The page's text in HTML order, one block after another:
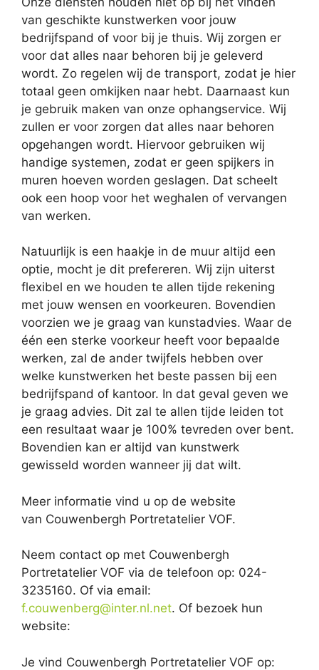
van geschikte kunstwerken voor jouw
bedrijfspand of voor bij je thuis. Wij zorgen er
voor dat alles naar behoren bij je geleverd
wordt. Zo regelen wij de transport, zodat je hier
totaal geen omkijken naar hebt. Daarnaast kun
je gebruik maken van onze ophangservice. Wij
zullen er voor zorgen dat alles naar behoren
opgehangen wordt. Hiervoor gebruiken wij
handige systemen, zodat er geen spijkers in
muren hoeven worden geslagen. Dat scheelt
ook een hoop voor het weghalen of vervangen
van werken.
Natuurlijk is een haakje in de muur altijd een
optie, mocht je dit prefereren. Wij zijn uiterst
flexibel en we houden te allen tijde rekening
met jouw wensen en voorkeuren. Bovendien
voorzien we je graag van kunstadvies. Waar de
één een sterke voorkeur heeft voor bepaalde
werken, zal de ander twijfels hebben over
welke kunstwerken het beste passen bij een
bedrijfspand of kantoor. In dat geval geven we
je graag advies. Dit zal te allen tijde leiden tot
een resultaat waar je 100% tevreden over bent.
Bovendien kan er altijd van kunstwerk
gewisseld worden wanneer jij dat wilt.
Meer informatie vind u op de website
van Couwenbergh Portretatelier VOF.
Neem contact op met Couwenbergh
Portretatelier VOF via de telefoon op: 024-
3235160. Of via email:
f.couwenberg@inter.nl.net. Of bezoek hun
website:
Je vind Couwenbergh Portretatelier VOF op: